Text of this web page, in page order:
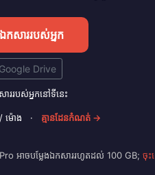
កសាររបស់អ្នក
Drive
រ​របស់​អ្នក​នៅ​ទីនេះ
/ ម៉ោង · គ្មាន​ដែន​កំណត់ →
អាចបម្លែងឯកសាររហូតដល់ 100 GB; ចុះ